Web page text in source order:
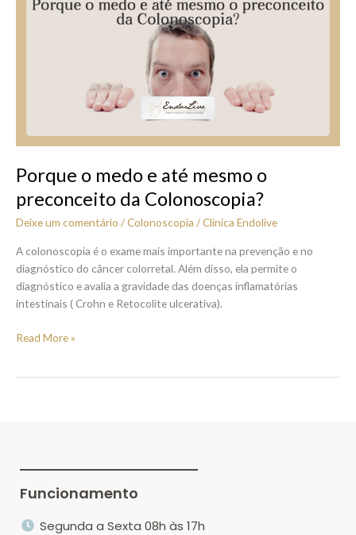
Porque o medo e até mesmo o
preconceito da Colonoscopia?
Deixe um comentário /Colonoscopia /Clínica Endolive
A colonoscopia é o exame mais importante na prevenção e no
diagnóstico do câncer colorretal. Além disso, ela permite o
diagnóstico e avalia a gravidade das doenças inflamatórias
intestinais ( Crohn e Retocolite ulcerativa).
Read More »
Funcionamento
Segunda a Sexta 08h às 17h